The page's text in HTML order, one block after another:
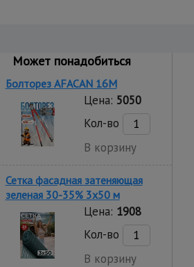
Может понадобиться
Болторез AFACAN 16M
Цена: 5050
Кол-во
В корзину
Сетка фасадная затеняющая
зеленая 30-35% 3х50 м
Цена: 1908
Кол-во
В корзину